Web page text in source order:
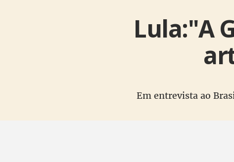
Lula:"A
Em entrevista ao